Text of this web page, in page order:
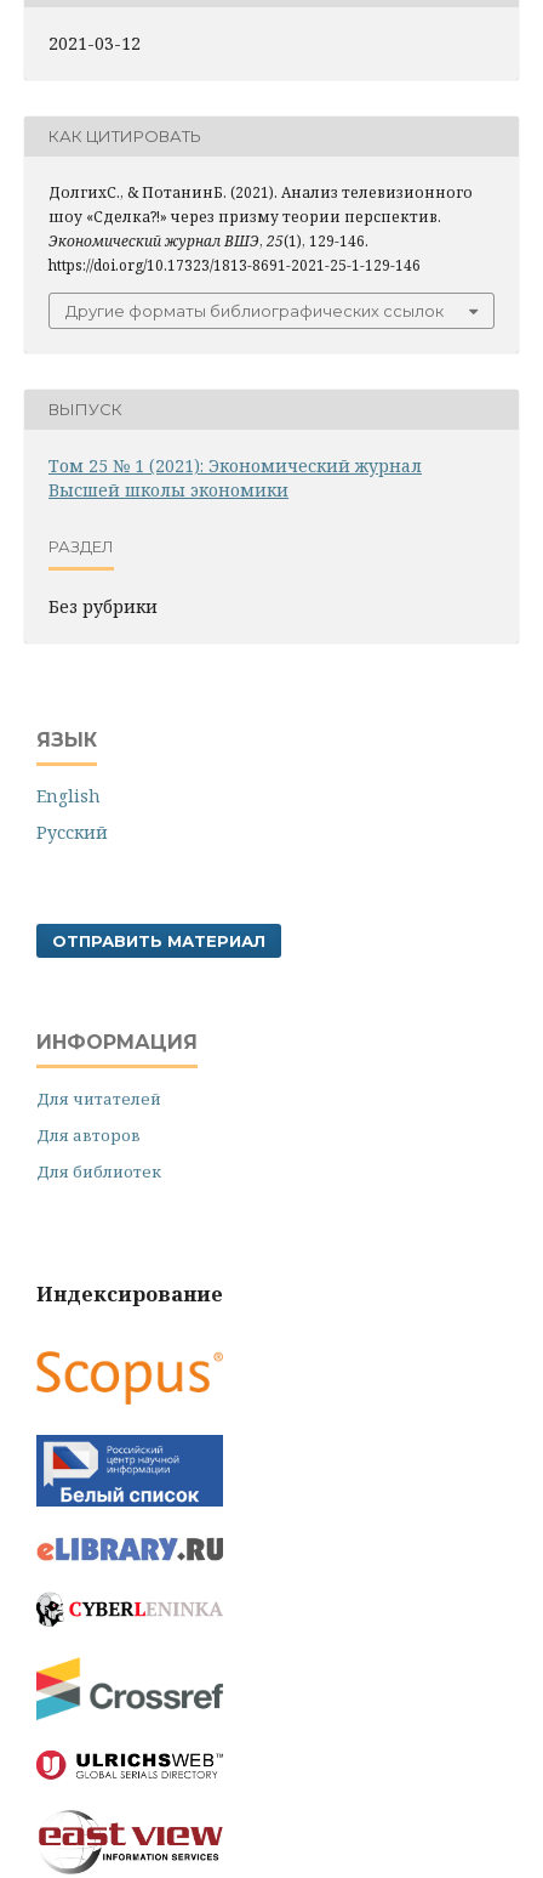
2021-03-12
КАК ЦИТИРОВАТЬ
ДолгихС., & ПотанинБ. (2021). Анализ телевизионного
шоу «Сделка?!» через призму теории перспектив.
Экономический журнал ВШЭ, 25(1), 129-146.
https://doi.org/10.17323/1813-8691-2021-25-1-129-146
Другие форматы библиографических ссылок
ВЫПУСК
Том 25 № 1 (2021): Экономический журнал
Высшей школы экономики
РАЗДЕЛ
Без рубрики
ЯЗЫК
English
Русский
ОТПРАВИТЬ МАТЕРИАЛ
ИНФОРМАЦИЯ
Для читателей
Для авторов
Для библиотек
Индексирование